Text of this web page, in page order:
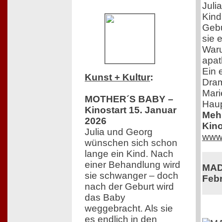
Kunst + Kultur:
MOTHER´S BABY –
Kinostart 15. Januar
2026
Julia und Georg
wünschen sich schon
lange ein Kind. Nach
einer Behandlung wird
sie schwanger – doch
nach der Geburt wird
das Baby
weggebracht. Als sie
es endlich in den
sie
Ein